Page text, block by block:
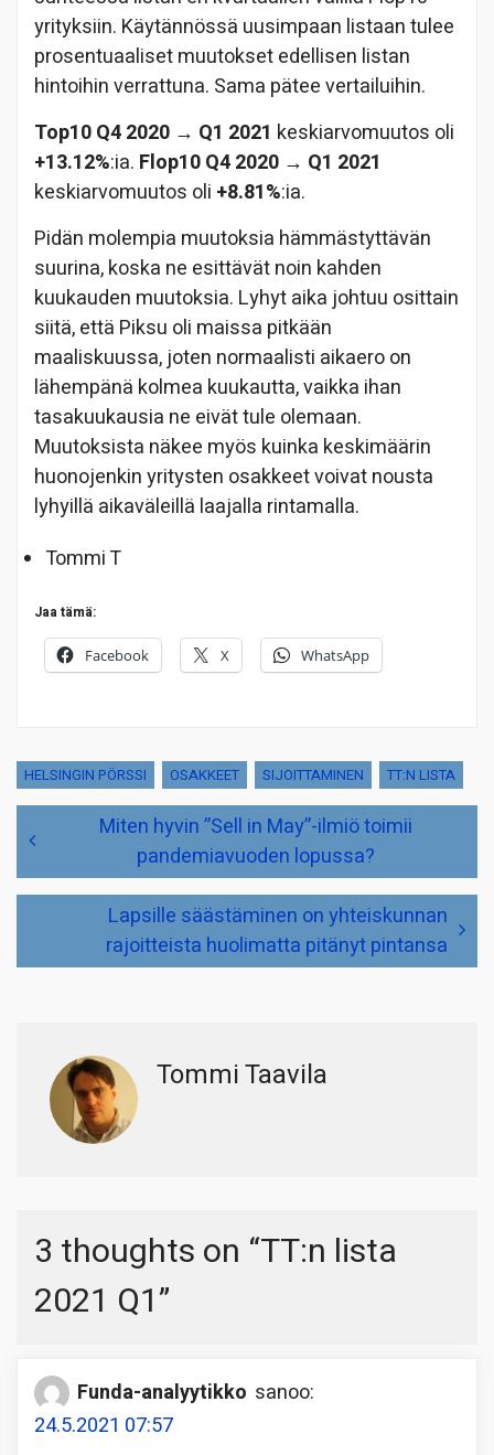
yrityksiin. Käytännössä uusimpaan listaan tulee
prosentuaaliset muutokset edellisen listan
hintoihin verrattuna. Sama pätee vertailuihin.
Top10 Q4 2020 → Q1 2021 keskiarvomuutos oli
+13.12%:ia. Flop10 Q4 2020 → Q1 2021
keskiarvomuutos oli +8.81%:ia.
Pidän molempia muutoksia hämmästyttävän
suurina, koska ne esittävät noin kahden
kuukauden muutoksia. Lyhyt aika johtuu osittain
siitä, että Piksu oli maissa pitkään
maaliskuussa, joten normaalisti aikaero on
lähempänä kolmea kuukautta, vaikka ihan
tasakuukausia ne eivät tule olemaan.
Muutoksista näkee myös kuinka keskimäärin
huonojenkin yritysten osakkeet voivat nousta
lyhyillä aikaväleillä laajalla rintamalla.
Tommi T
Jaa tämä:
Facebook X WhatsApp
HELSINGIN PÖRSSI OSAKKEET SIJOITTAMINEN TT:N LISTA
selaus
Miten hyvin ”Sell in May”-ilmiö toimii
pandemiavuoden lopussa?
Lapsille säästäminen on yhteiskunnan
rajoitteista huolimatta pitänyt pintansa
Tommi Taavila
3 thoughts on “TT:n lista
2021 Q1”
Funda-analyytikko sanoo:
24.5.2021 07:57